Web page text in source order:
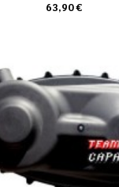
63,90 €
CARRO